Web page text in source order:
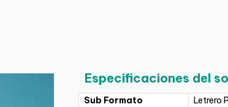
Especificaciones del
Sub Formato
Letrero